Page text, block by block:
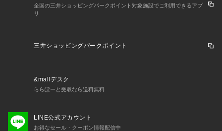
全国の三井ショッピングパークポイント対象施設でご利用できるアプ
リ
三井ショッピングパークポイント
&mallデスク
ららぽーと受取なら送料無料
LINE公式アカウント
お得なセール・クーポン情報配信中